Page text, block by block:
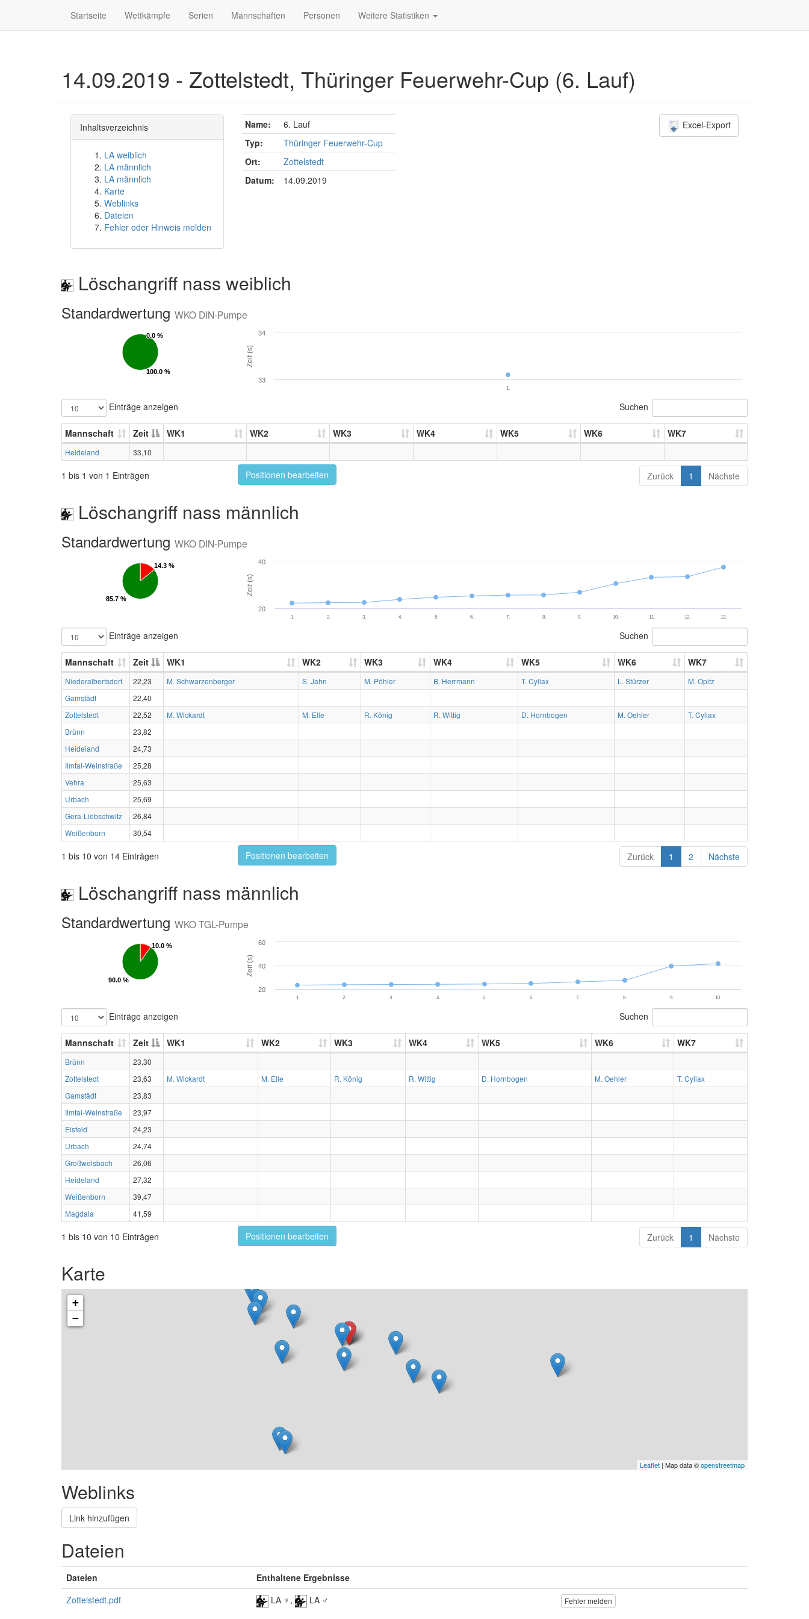
Startseite Wettkämpfe Serien Mannschaften Personen Weitere Statistiken
14.09.2019 - Zottelstedt, Thüringer Feuerwehr-Cup (6. Lauf)
Inhaltsverzeichnis
LA weiblich
LA männlich
LA männlich
Karte
Weblinks
Dateien
Fehler oder Hinweis melden
Name:
6. Lauf
Typ:
Thüringer Feuerwehr-Cup
Ort:
Zottelstedt
Datum:
14.09.2019
Excel-Export
Löschangriff nass weiblich
Standardwertung WKO DIN-Pumpe
0.0 %
0.0 %
100.0 %
100.0 %
Zeit (s)
1.
33
34
Einträge anzeigen Suchen
Mannschaft Zeit WK1 WK2 WK3 WK4 WK5 WK6 WK7
Heideland 33,10
1 bis 1 von 1 Einträgen Positionen bearbeiten Zurück 1 Nächste
Löschangriff nass männlich
Standardwertung WKO DIN-Pumpe
14.3 %
14.3 %
85.7 %
85.7 %
Zeit (s)
1. 2. 3. 4. 5. 6. 7. 8. 9. 10. 11. 12. 13.
20
40
Einträge anzeigen Suchen
Mannschaft Zeit WK1 WK2 WK3 WK4 WK5 WK6 WK7
Niederalbertsdorf 22,23 M. Schwarzenberger S. Jahn M. Pöhler B. Herrmann T. Cyliax L. Stürzer
M. Opitz
Gamstädt
22,40
Zottelstedt
22,52 M. Wickardt M. Elle R. König R. Wittig D. Hornbogen M. Oehler
T. Cyliax
Brünn
23,82
Heideland
24,73
Ilmtal-Weinstraße
25,28
Vehra
25,63
Urbach
25,69
Gera-Liebschwitz
26,84
Weißenborn
30,54
1 bis 10 von 14 Einträgen Positionen bearbeiten Zurück 1 2 Nächste
Löschangriff nass männlich
Standardwertung WKO TGL-Pumpe
10.0 %
10.0 %
90.0 %
90.0 %
Zeit (s)
1. 2. 3. 4. 5. 6. 7. 8. 9. 10.
20
40
60
Einträge anzeigen Suchen
Mannschaft Zeit WK1 WK2 WK3 WK4 WK5 WK6 WK7
Brünn
23,30
Zottelstedt
23,63 M. Wickardt M. Elle R. König R. Wittig D. Hornbogen M. Oehler
T. Cyliax
Gamstädt
23,83
Ilmtal-Weinstraße
23,97
Eisfeld
24,23
Urbach
24,74
Großwelsbach
26,06
Heideland
27,32
Weißenborn
39,47
Magdala
41,59
1 bis 10 von 10 Einträgen Positionen bearbeiten Zurück 1 Nächste
Karte
+
−
Leaflet | Map data ©openstreetmap
Weblinks
Link hinzufügen
Dateien
Dateien
Enthaltene Ergebnisse
Zottelstedt.pdf
LA ♀, LA ♂ Fehler melden